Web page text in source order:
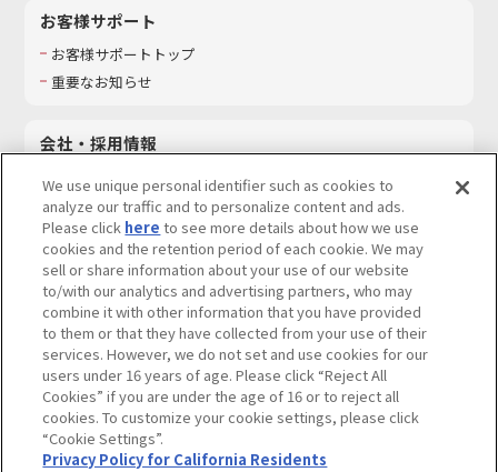
お客様サポート
お客様サポートトップ
重要なお知らせ
会社・採用情報
採用情報
サステナビリティ
お問い合わせ
ウェブサイトご利用条件 ソーシャルメディアポリシー
個人情報及び特定個人情報等の取り扱いに関する保護方針
Do Not Sell or Share My Personal Information著作権・商標について
カスタマーハラスメントに対する基本的な対応方針
We use unique personal identifier such as cookies to
analyze our traffic and to personalize content and ads.
Please click here to see more details about how we use
cookies and the retention period of each cookie. We may
sell or share information about your use of our website
to/with our analytics and advertising partners, who may
combine it with other information that you have provided
to them or that they have collected from your use of their
services. However, we do not set and use cookies for our
users under 16 years of age. Please click “Reject All
Cookies” if you are under the age of 16 or to reject all
cookies. To customize your cookie settings, please click
“Cookie Settings”.
Privacy Policy for California Residents